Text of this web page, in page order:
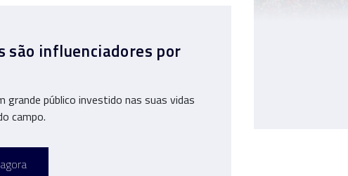
são influenciadores por
grande público investido nas suas vidas
campo.